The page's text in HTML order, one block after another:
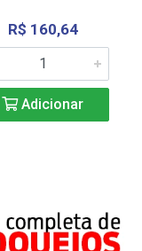
R$ 160,64
Adicionar